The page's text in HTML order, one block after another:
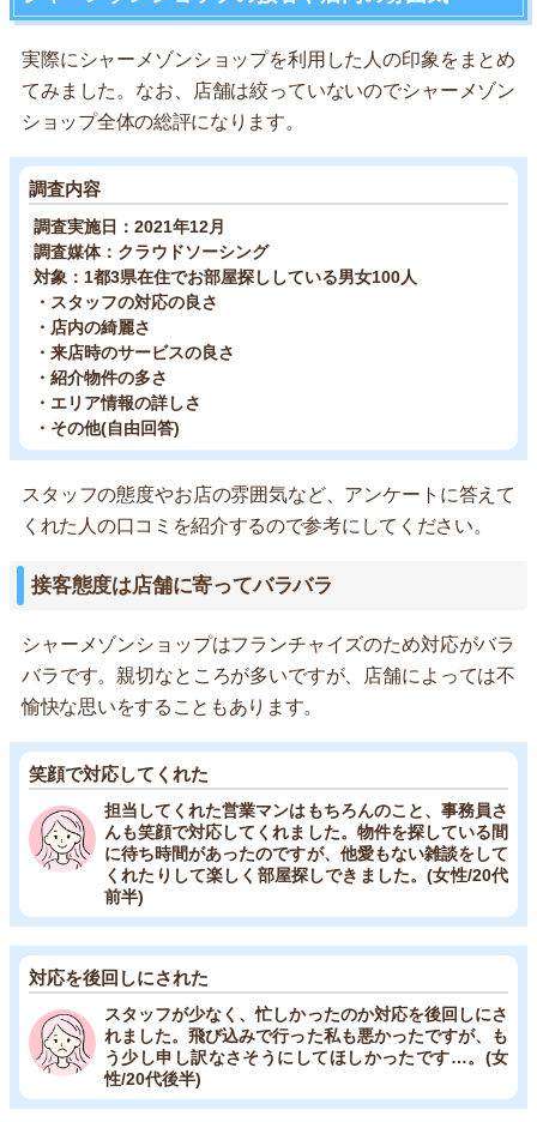
実際にシャーメゾンショップを利用した人の印象をまとめ
てみました。なお、店舗は絞っていないのでシャーメゾン
ショップ全体の総評になります。
調査内容
調査実施日：2021年12月
調査媒体：クラウドソーシング
対象：1都3県在住でお部屋探ししている男女100人
・スタッフの対応の良さ
・店内の綺麗さ
・来店時のサービスの良さ
・紹介物件の多さ
・エリア情報の詳しさ
・その他(自由回答)
スタッフの態度やお店の雰囲気など、アンケートに答えて
くれた人の口コミを紹介するので参考にしてください。
接客態度は店舗に寄ってバラバラ
シャーメゾンショップはフランチャイズのため対応がバラ
バラです。親切なところが多いですが、店舗によっては不
愉快な思いをすることもあります。
笑顔で対応してくれた
担当してくれた営業マンはもちろんのこと、事務員さ
んも笑顔で対応してくれました。物件を探している間
に待ち時間があったのですが、他愛もない雑談をして
くれたりして楽しく部屋探しできました。(女性/20代
前半)
対応を後回しにされた
スタッフが少なく、忙しかったのか対応を後回しにさ
れました。飛び込みで行った私も悪かったですが、も
う少し申し訳なさそうにしてほしかったです…。(女
性/20代後半)